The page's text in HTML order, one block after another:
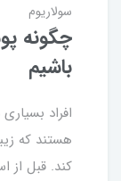
سولاریوم
چگونه
باشیم
افراد
هستند که
کند. قبل از